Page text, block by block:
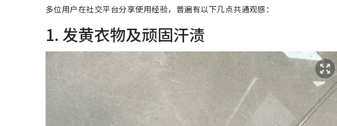
多位用户在社交平台分享使用经验，普遍有以下几点共通观感：
1. 发黄衣物及顽固汗渍